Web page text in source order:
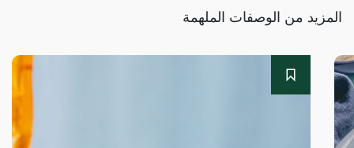
المزيد من الوصفات الملهمة